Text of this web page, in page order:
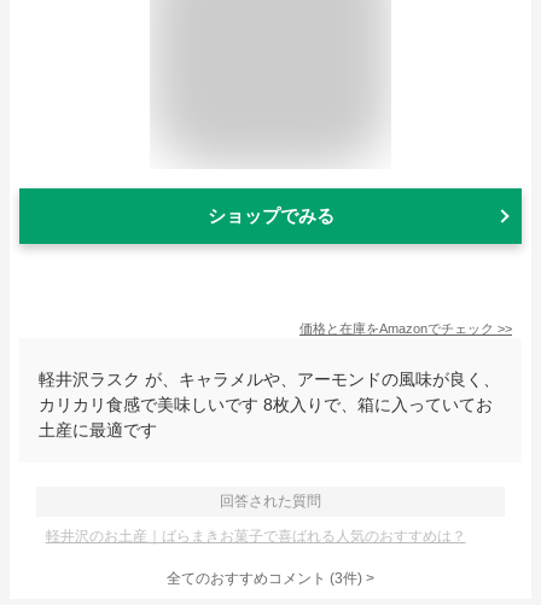
ショップでみる
価格と在庫をAmazonでチェック >>
軽井沢ラスク が、キャラメルや、アーモンドの風味が良く、
カリカリ食感で美味しいです 8枚入りで、箱に入っていてお
土産に最適です
回答された質問
軽井沢のお土産｜ばらまきお菓子で喜ばれる人気のおすすめは？
全てのおすすめコメント (3件) >